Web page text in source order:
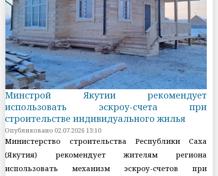
Минстрой Якутии рекомендует
использовать эскроу-счета при
строительстве индивидуального жилья
Опубликовано 02.07.2026 13:10
Министерство строительства Республики Саха
(Якутия) рекомендует жителям региона
использовать механизм эскроу-счетов при